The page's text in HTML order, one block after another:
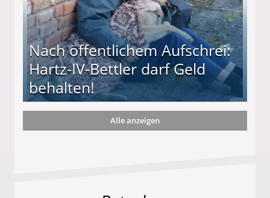
Nach öffentlichem Aufschrei:
Hartz-IV-Bettler darf Geld
behalten!
darf Geld behalten!
Alle anzeigen